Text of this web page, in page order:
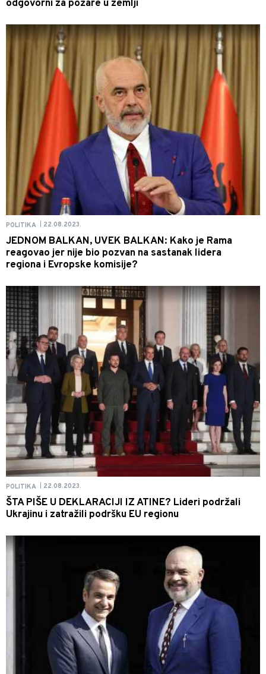
odgovorni za požare u zemlji
POLITIKA 22.08.2023.
JEDNOM BALKAN, UVEK BALKAN: Kako je Rama
reagovao jer nije bio pozvan na sastanak lidera
regiona i Evropske komisije?
POLITIKA 22.08.2023.
ŠTA PIŠE U DEKLARACIJI IZ ATINE? Lideri podržali
Ukrajinu i zatražili podršku EU regionu